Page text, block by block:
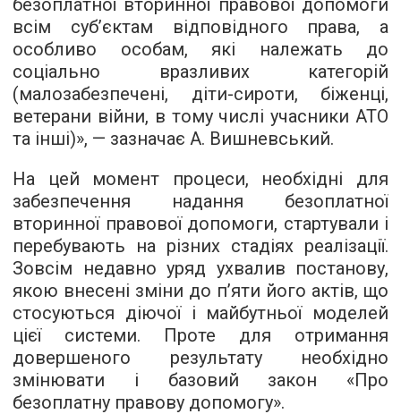
безоплатної вторинної правової допомоги
всім суб’єктам відповідного права, а
особливо особам, які належать до
соціально вразливих категорій
(малозабезпечені, діти-сироти, біженці,
ветерани війни, в тому числі учасники АТО
та інші)», — зазначає А. Вишневський.
На цей момент процеси, необхідні для
забезпечення надання безоплатної
вторинної правової допомоги, стартували і
перебувають на різних стадіях реалізації.
Зовсім недавно уряд ухвалив постанову,
якою внесені зміни до п’яти його актів, що
стосуються діючої і майбутньої моделей
цієї системи. Проте для отримання
довершеного результату необхідно
змінювати і базовий закон «Про
безоплатну правову допомогу».